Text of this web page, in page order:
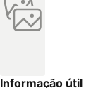
Informação útil